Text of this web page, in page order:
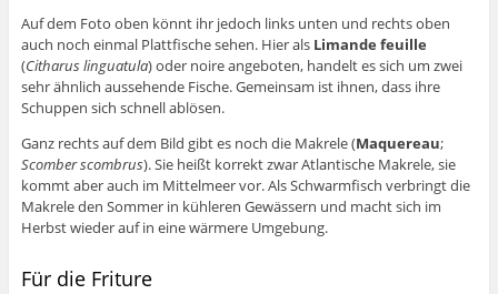
Auf dem Foto oben könnt ihr jedoch links unten und rechts oben
auch noch einmal Plattfische sehen. Hier als Limande feuille
(Citharus linguatula) oder noire angeboten, handelt es sich um zwei
sehr ähnlich aussehende Fische. Gemeinsam ist ihnen, dass ihre
Schuppen sich schnell ablösen.
Ganz rechts auf dem Bild gibt es noch die Makrele (Maquereau;
Scomber scombrus). Sie heißt korrekt zwar Atlantische Makrele, sie
kommt aber auch im Mittelmeer vor. Als Schwarmfisch verbringt die
Makrele den Sommer in kühleren Gewässern und macht sich im
Herbst wieder auf in eine wärmere Umgebung.
Für die Friture